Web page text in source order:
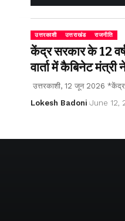
उत्तरकाशी उत्तराखंड राजनीति
केंद्र सरकार के 12
वार्ता में कैबिनेट मंत्री
उत्तरकाशी, 12 जून 2026 *केंद्र
Lokesh Badoni June 12,